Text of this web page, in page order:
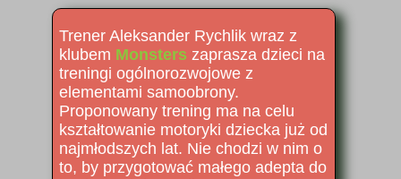
Trener Aleksander Rychlik wraz z
klubem Monsters zaprasza dzieci na
treningi ogólnorozwojowe z
elementami samoobrony.
Proponowany trening ma na celu
kształtowanie motoryki dziecka już od
najmłodszych lat. Nie chodzi w nim o
to, by przygotować małego adepta do